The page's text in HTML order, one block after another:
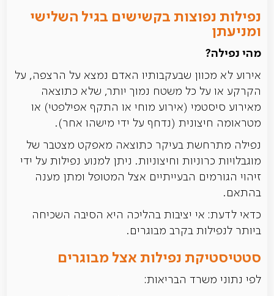
נפילות נפוצות בקשישים בגיל השלישי
ומניעתן
מהי נפילה?
אירוע לא מכוון שבעקבותיו האדם נמצא על הרצפה, על
הקרקע או על כל משטח נמוך יותר, שלא כתוצאה
מאירוע סיסטמי (אירוע מוחי או התקף אפילפטי) או
מטראומה חיצונית (נדחף על ידי מישהו אחר).
נפילה מתרחשת בעיקר כתוצאה מאפקט מצטבר של
מוגבלויות כרוניות וחיצוניות. ניתן למנוע נפילות על ידי
זיהוי הגורמים הבעייתיים אצל המטופל ומתן מענה
בהתאם.
כדאי לדעת: אי יציבות בהליכה היא הסיבה השכיחה
ביותר לנפילות בקרב מבוגרים.
סטטיסטיקת נפילות אצל מבוגרים
לפי נתוני משרד הבריאות: